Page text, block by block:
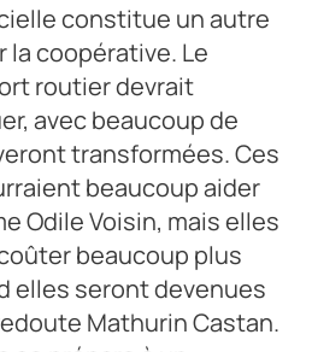
est composé de Christian
Mathurin Castan (sociétés TIT,
Blondel-Voisin), et
Colinet).
constitue un autre
la coopérative. Le
routier devrait
avec beaucoup de
transformées. Ces
beaucoup aider
Odile Voisin, mais elles
beaucoup plus
elles seront devenues
Mathurin Castan.